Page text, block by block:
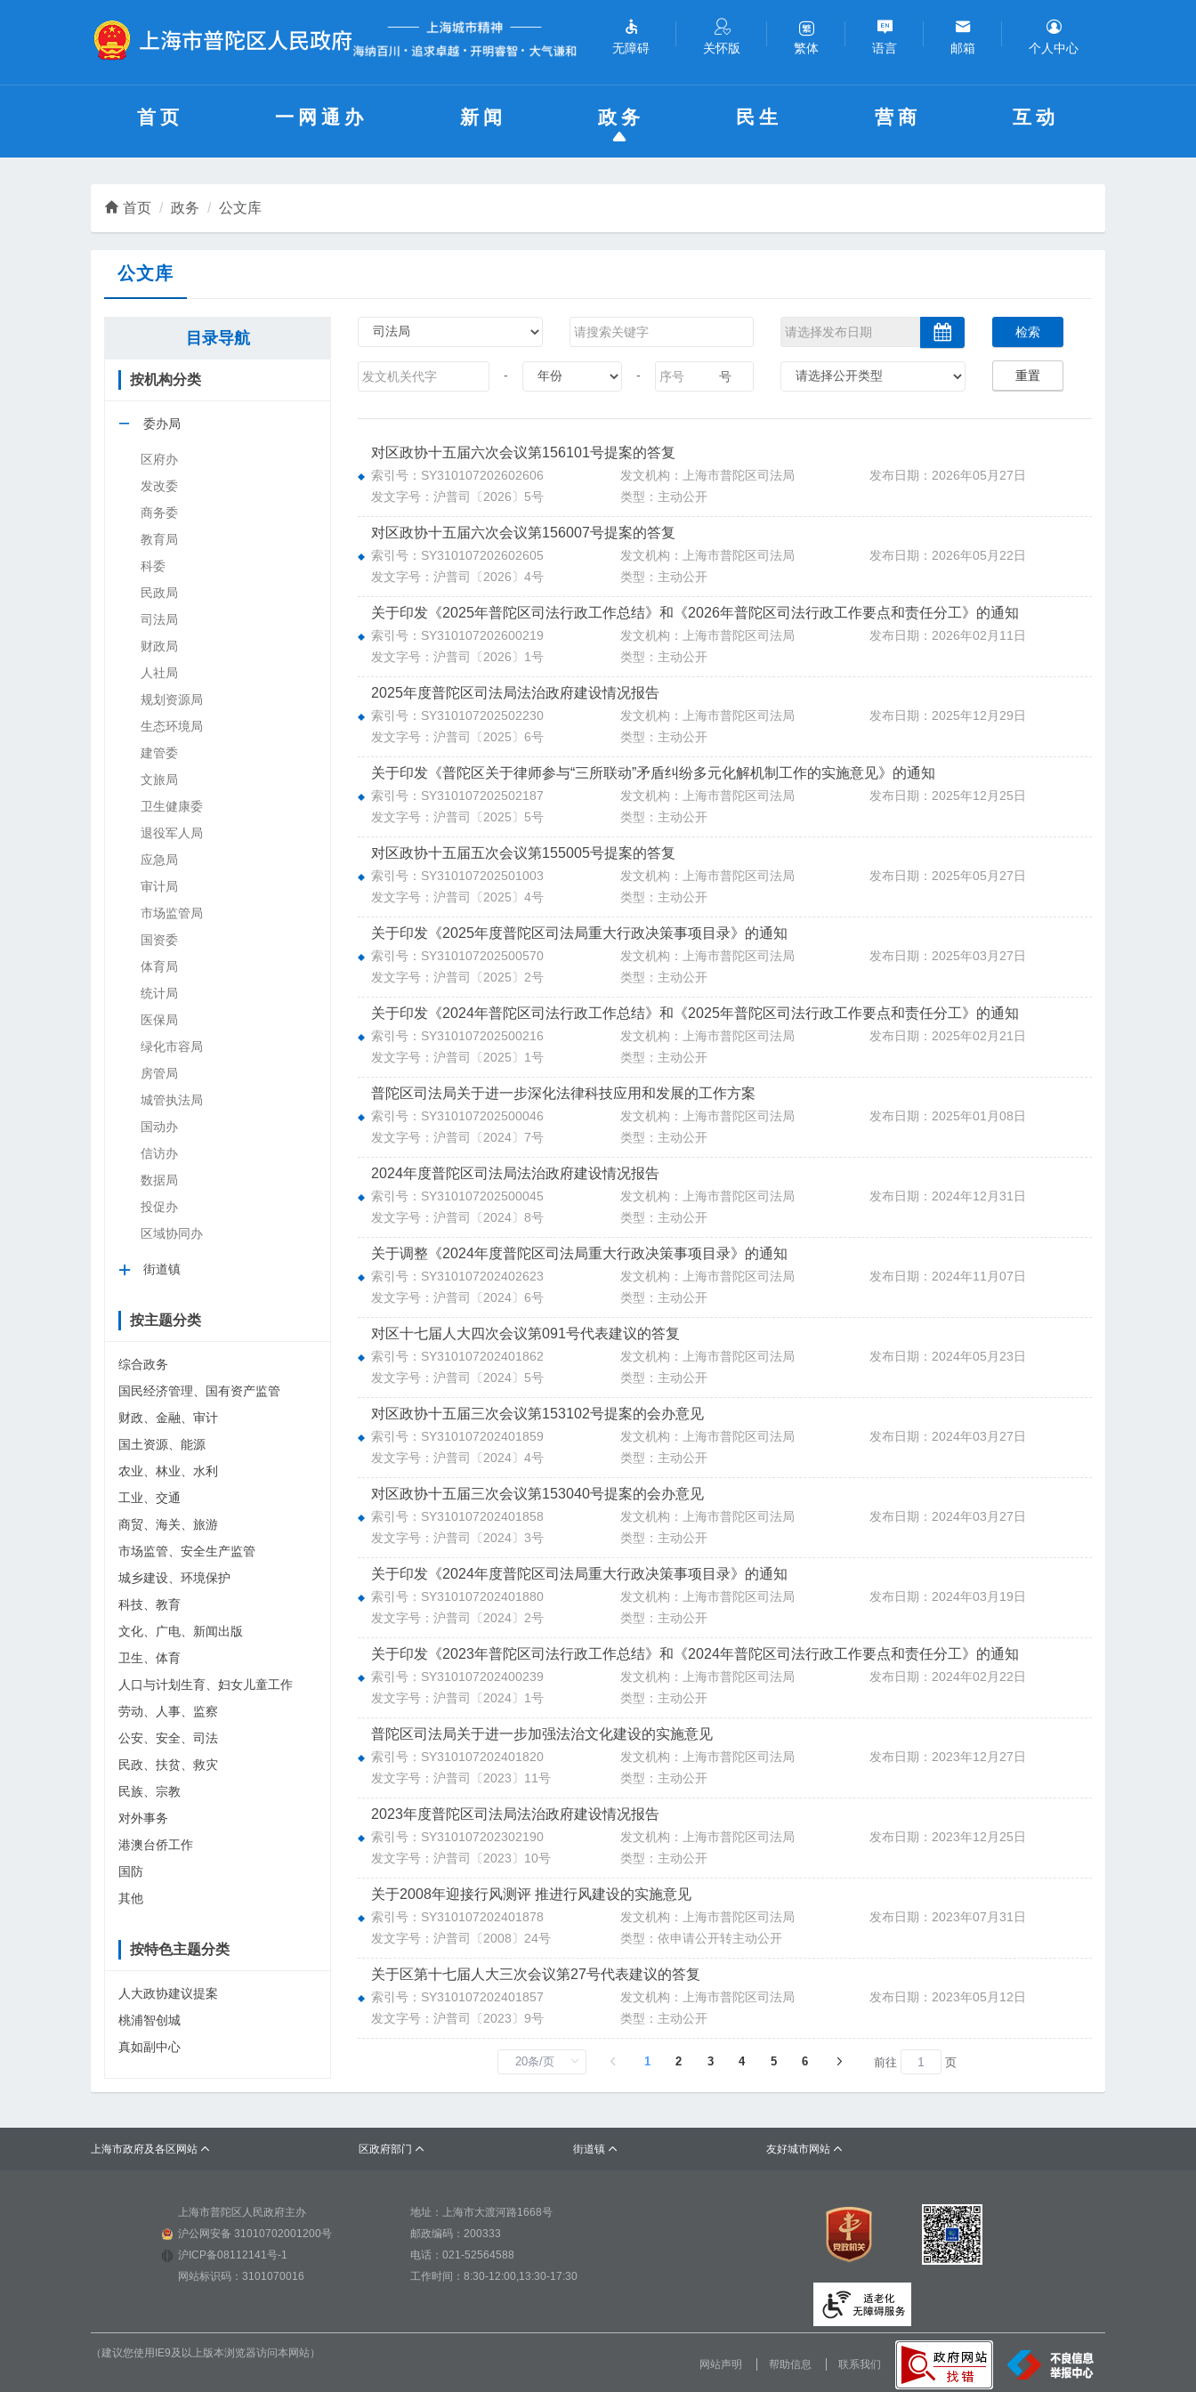
无障碍 关怀版 繁体 语言 邮箱 个人中心
首页 一网通办 新闻 政务 民生 营商 互动
首页 政务 公文库
公文库
目录导航
按机构分类
委办局
区府办
发改委
商务委
教育局
科委
民政局
司法局
财政局
人社局
规划资源局
生态环境局
建管委
文旅局
卫生健康委
退役军人局
应急局
审计局
市场监管局
国资委
体育局
统计局
医保局
绿化市容局
房管局
城管执法局
国动办
信访办
数据局
投促办
区域协同办
街道镇
按主题分类
综合政务
国民经济管理、国有资产监管
财政、金融、审计
国土资源、能源
农业、林业、水利
工业、交通
商贸、海关、旅游
市场监管、安全生产监管
城乡建设、环境保护
科技、教育
文化、广电、新闻出版
卫生、体育
人口与计划生育、妇女儿童工作
劳动、人事、监察
公安、安全、司法
民政、扶贫、救灾
民族、宗教
对外事务
港澳台侨工作
国防
其他
按特色主题分类
人大政协建议提案
桃浦智创城
真如副中心
- - 号
检索
重置
对区政协十五届六次会议第156101号提案的答复
索引号：SY310107202602606 发文机构：上海市普陀区司法局
发布日期：2026年05月27日
发文字号：沪普司〔2026〕5号
类型：主动公开
对区政协十五届六次会议第156007号提案的答复
索引号：SY310107202602605 发文机构：上海市普陀区司法局
发布日期：2026年05月22日
发文字号：沪普司〔2026〕4号
类型：主动公开
关于印发《2025年普陀区司法行政工作总结》和《2026年普陀区司法行政工作要点和责任分工》的通知
索引号：SY310107202600219 发文机构：上海市普陀区司法局
发布日期：2026年02月11日
发文字号：沪普司〔2026〕1号
类型：主动公开
2025年度普陀区司法局法治政府建设情况报告
索引号：SY310107202502230 发文机构：上海市普陀区司法局
发布日期：2025年12月29日
发文字号：沪普司〔2025〕6号
类型：主动公开
关于印发《普陀区关于律师参与“三所联动”矛盾纠纷多元化解机制工作的实施意见》的通知
索引号：SY310107202502187 发文机构：上海市普陀区司法局
发布日期：2025年12月25日
发文字号：沪普司〔2025〕5号
类型：主动公开
对区政协十五届五次会议第155005号提案的答复
索引号：SY310107202501003 发文机构：上海市普陀区司法局
发布日期：2025年05月27日
发文字号：沪普司〔2025〕4号
类型：主动公开
关于印发《2025年度普陀区司法局重大行政决策事项目录》的通知
索引号：SY310107202500570 发文机构：上海市普陀区司法局
发布日期：2025年03月27日
发文字号：沪普司〔2025〕2号
类型：主动公开
关于印发《2024年普陀区司法行政工作总结》和《2025年普陀区司法行政工作要点和责任分工》的通知
索引号：SY310107202500216 发文机构：上海市普陀区司法局
发布日期：2025年02月21日
发文字号：沪普司〔2025〕1号
类型：主动公开
普陀区司法局关于进一步深化法律科技应用和发展的工作方案
索引号：SY310107202500046 发文机构：上海市普陀区司法局
发布日期：2025年01月08日
发文字号：沪普司〔2024〕7号
类型：主动公开
2024年度普陀区司法局法治政府建设情况报告
索引号：SY310107202500045 发文机构：上海市普陀区司法局
发布日期：2024年12月31日
发文字号：沪普司〔2024〕8号
类型：主动公开
关于调整《2024年度普陀区司法局重大行政决策事项目录》的通知
索引号：SY310107202402623 发文机构：上海市普陀区司法局
发布日期：2024年11月07日
发文字号：沪普司〔2024〕6号
类型：主动公开
对区十七届人大四次会议第091号代表建议的答复
索引号：SY310107202401862 发文机构：上海市普陀区司法局
发布日期：2024年05月23日
发文字号：沪普司〔2024〕5号
类型：主动公开
对区政协十五届三次会议第153102号提案的会办意见
索引号：SY310107202401859 发文机构：上海市普陀区司法局
发布日期：2024年03月27日
发文字号：沪普司〔2024〕4号
类型：主动公开
对区政协十五届三次会议第153040号提案的会办意见
索引号：SY310107202401858 发文机构：上海市普陀区司法局
发布日期：2024年03月27日
发文字号：沪普司〔2024〕3号
类型：主动公开
关于印发《2024年度普陀区司法局重大行政决策事项目录》的通知
索引号：SY310107202401880 发文机构：上海市普陀区司法局
发布日期：2024年03月19日
发文字号：沪普司〔2024〕2号
类型：主动公开
关于印发《2023年普陀区司法行政工作总结》和《2024年普陀区司法行政工作要点和责任分工》的通知
索引号：SY310107202400239 发文机构：上海市普陀区司法局
发布日期：2024年02月22日
发文字号：沪普司〔2024〕1号
类型：主动公开
普陀区司法局关于进一步加强法治文化建设的实施意见
索引号：SY310107202401820 发文机构：上海市普陀区司法局
发布日期：2023年12月27日
发文字号：沪普司〔2023〕11号
类型：主动公开
2023年度普陀区司法局法治政府建设情况报告
索引号：SY310107202302190 发文机构：上海市普陀区司法局
发布日期：2023年12月25日
发文字号：沪普司〔2023〕10号
类型：主动公开
关于2008年迎接行风测评 推进行风建设的实施意见
索引号：SY310107202401878 发文机构：上海市普陀区司法局
发布日期：2023年07月31日
发文字号：沪普司〔2008〕24号
类型：依申请公开转主动公开
关于区第十七届人大三次会议第27号代表建议的答复
索引号：SY310107202401857 发文机构：上海市普陀区司法局
发布日期：2023年05月12日
发文字号：沪普司〔2023〕9号
类型：主动公开
1 2 3 4 5 6 前往 页
上海市政府及各区网站  区政府部门  街道镇  友好城市网站 
上海市普陀区人民政府主办
地址：上海市大渡河路1668号
沪公网安备 31010702001200号
邮政编码：200333
沪ICP备08112141号-1
电话：021-52564588
网站标识码：3101070016
工作时间：8:30-12:00,13:30-17:30
（建议您使用IE9及以上版本浏览器访问本网站）
网站声明
帮助信息 联系我们